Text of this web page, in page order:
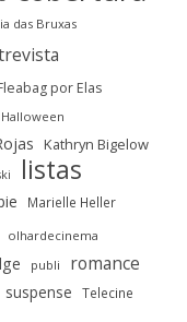
das Bruxas
por Elas
Halloween
Kathryn Bigelow
listas
Marielle Heller
olhardecinema
publi romance
suspense Telecine